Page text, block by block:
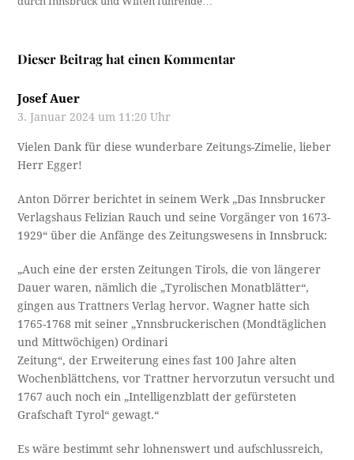
Dieser Beitrag hat einen Kommentar
Josef Auer
3. Januar 2024 um 11:20 Uhr
Vielen Dank für diese wunderbare Zeitungs-Zimelie, lieber
Herr Egger!
Anton Dörrer berichtet in seinem Werk „Das Innsbrucker
Verlagshaus Felizian Rauch und seine Vorgänger von 1673-
1929“ über die Anfänge des Zeitungswesens in Innsbruck:
„Auch eine der ersten Zeitungen Tirols, die von längerer
Dauer waren, nämlich die „Tyrolischen Monatblätter“,
gingen aus Trattners Verlag hervor. Wagner hatte sich
1765-1768 mit seiner „Ynnsbruckerischen (Mondtäglichen
und Mittwöchigen) Ordinari
Zeitung“, der Erweiterung eines fast 100 Jahre alten
Wochenblättchens, vor Trattner hervorzutun versucht und
1767 auch noch ein „Intelligenzblatt der gefürsteten
Grafschaft Tyrol“ gewagt.“
Es wäre bestimmt sehr lohnenswert und aufschlussreich,